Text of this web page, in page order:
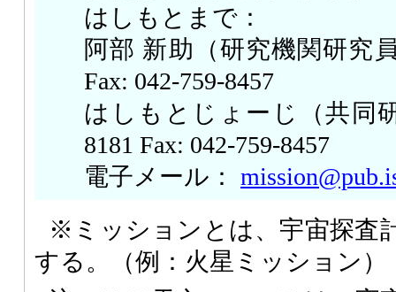
はしもとまで：
阿部 新助（研究機関研究
Fax: 042-759-8457
はしもとじょーじ（共同
8181 Fax: 042-759-8457
電子メール：
※ミッションとは、宇宙探査
する。（例：火星ミッション）